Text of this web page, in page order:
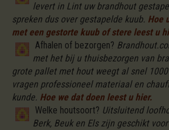
levert in Lint uw brandhout
spreken dus over gestapelde kuub. Hoe
met een gestorte kuub of stere leest u
Afhalen of bezorgen?
met het bij u thuisbezorgen van
grote pallet met hout weegt al snel
vragen professioneel materiaal en
kunde. Hoe we dat doen leest u hier.
Welke houtsoort? Uitsluitend
Berk, Beuk en Els zijn geschikt